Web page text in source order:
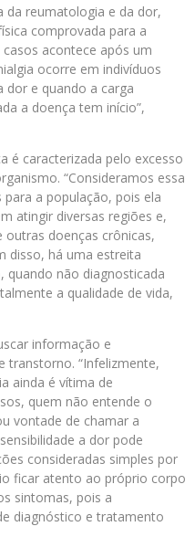
da reumatologia e da dor,
comprovada para a
acontece após um
ocorre em indivíduos
dor e quando a carga
a doença tem início”,
é caracterizada pelo excesso
“Consideramos essa
a população, pois ela
atingir diversas regiões e,
doenças crônicas,
disso, há uma estreita
quando não diagnosticada
a qualidade de vida,
informação e
transtorno. “Infelizmente,
ainda é vítima de
quem não entende o
vontade de chamar a
a dor pode
consideradas simples por
ficar atento ao próprio corpo
sintomas, pois a
diagnóstico e tratamento